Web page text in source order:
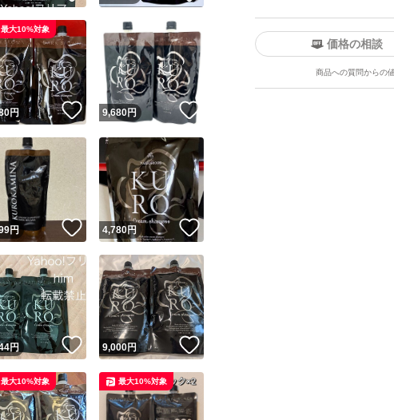
ユーザーの実績について
リマが定めた一定の基準を満たしたユーザーにバッジを付与しています
出品者
取引出品者 Yahoo!フリマの基準をクリアした安心・安全なユーザーです
実績◯+ このユーザーはYahoo!フリマの取引を完了させた実績があります
リマ実績◯+ このユーザーは他フリマサービスでの取引実績があります
&安心発送
ジは実績に基づく表示であり、発送を保証しているものではありません
価格の相談
商品への質問からの
この商品の情報をコピーします
商品画像の 無断転載は禁止されています
コピーは1商品につき1回です
出品ページへ
キャンセル
！
円 いいね！
最大10%対象
9,680円
！
円 いいね！
4,780円
！
円 いいね！
9,000円 いいね！
最大10%対象 最大10%対象